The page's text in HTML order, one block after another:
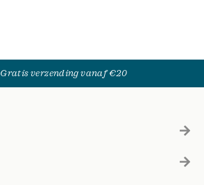
Gratis verzending vanaf €20